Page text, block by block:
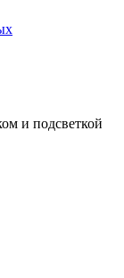
и подсветкой